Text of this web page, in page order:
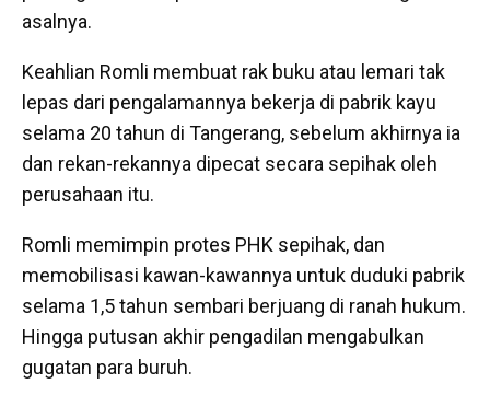
asalnya.
Keahlian Romli membuat rak buku atau lemari tak
lepas dari pengalamannya bekerja di pabrik kayu
selama 20 tahun di Tangerang, sebelum akhirnya ia
dan rekan-rekannya dipecat secara sepihak oleh
perusahaan itu.
Romli memimpin protes PHK sepihak, dan
memobilisasi kawan-kawannya untuk duduki pabrik
selama 1,5 tahun sembari berjuang di ranah hukum.
Hingga putusan akhir pengadilan mengabulkan
gugatan para buruh.